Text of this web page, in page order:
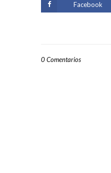
Facebook
0 Comentarios